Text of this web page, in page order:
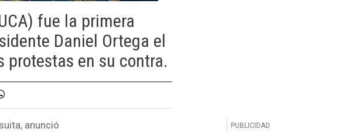
fue la primera
Daniel Ortega el
protestas en su contra.
anunció